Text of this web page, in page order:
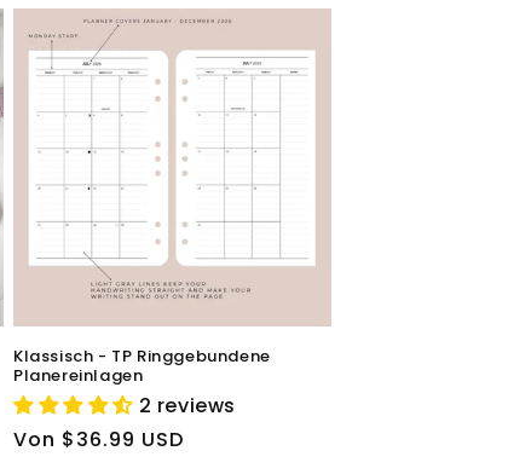
Klassisch - TP Ringgebundene
Planereinlagen
2 reviews
Normaler
Von $36.99 USD